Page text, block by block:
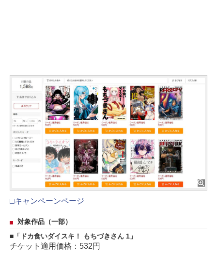
□キャンペーンページ
対象作品（一部）
「ドカ食いダイスキ！ もちづきさん 1」
チケット適用価格：532円